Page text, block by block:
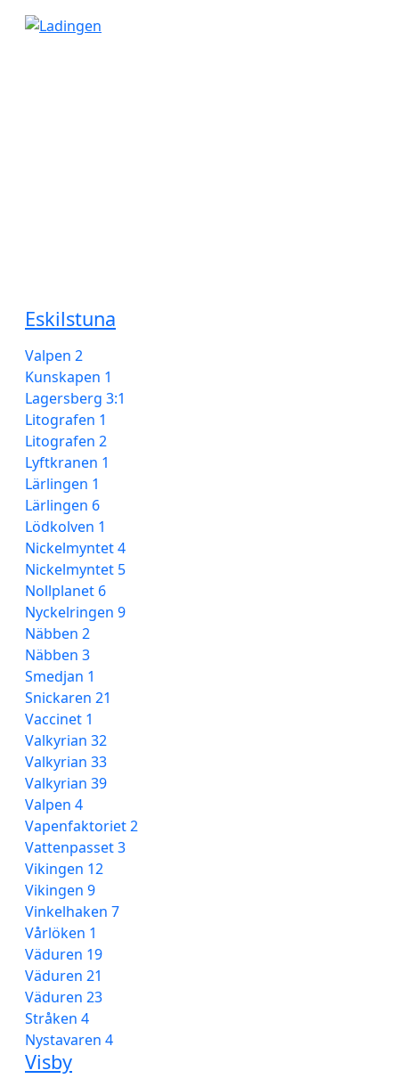
Eskilstuna
Valpen 2
Kunskapen 1
Lagersberg 3:1
Litografen 1
Litografen 2
Lyftkranen 1
Lärlingen 1
Lärlingen 6
Lödkolven 1
Nickelmyntet 4
Nickelmyntet 5
Nollplanet 6
Nyckelringen 9
Näbben 2
Näbben 3
Smedjan 1
Snickaren 21
Vaccinet 1
Valkyrian 32
Valkyrian 33
Valkyrian 39
Valpen 4
Vapenfaktoriet 2
Vattenpasset 3
Vikingen 12
Vikingen 9
Vinkelhaken 7
Vårlöken 1
Väduren 19
Väduren 21
Väduren 23
Stråken 4
Nystavaren 4
Visby